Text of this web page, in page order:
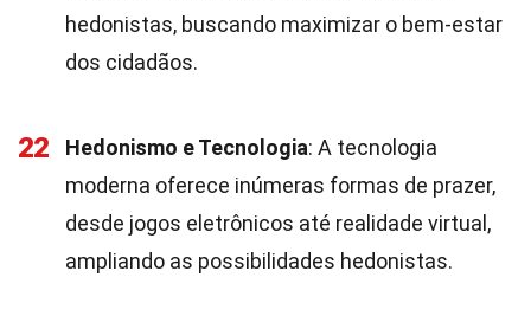
hedonistas, buscando maximizar o bem-estar
dos cidadãos.
22 Hedonismo e Tecnologia: A tecnologia
moderna oferece inúmeras formas de prazer,
desde jogos eletrônicos até realidade virtual,
ampliando as possibilidades hedonistas.